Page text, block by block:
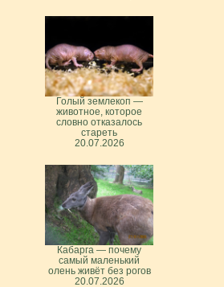
Голый землекоп —
животное, которое
словно отказалось
стареть
20.07.2026
Кабарга — почему
самый маленький
олень живёт без рогов
20.07.2026